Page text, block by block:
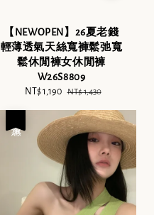
【NEWOPEN】26夏老錢
輕薄透氣天絲寬褲鬆弛寬
鬆休閒褲女休閒褲
W26S8809
Sale
NT$ 1,190 Regular
NT$ 1,430